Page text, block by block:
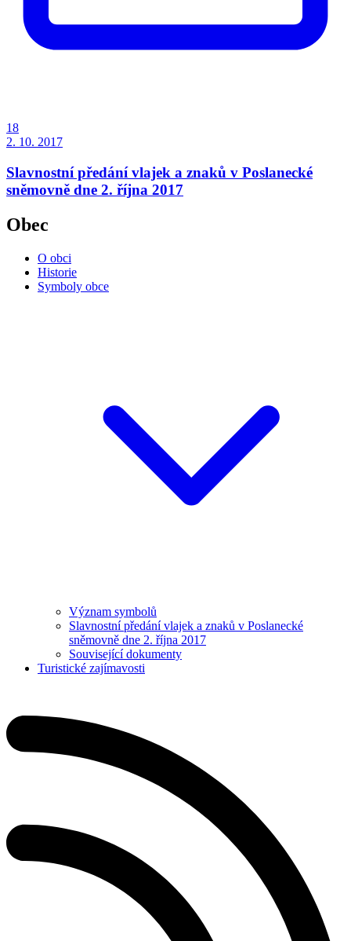
18
2. 10. 2017
Slavnostní předání vlajek a znaků v Poslanecké
sněmovně dne 2. října 2017
Obec
O obci
Historie
Symboly obce
Význam symbolů
Slavnostní předání vlajek a znaků v Poslanecké
sněmovně dne 2. října 2017
Související dokumenty
Turistické zajímavosti